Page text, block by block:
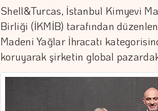
Shell&Turcas, İstanbul Kimyevi
Birliği (İKMİB) tarafından
Madeni Yağlar İhracatı
koruyarak şirketin global